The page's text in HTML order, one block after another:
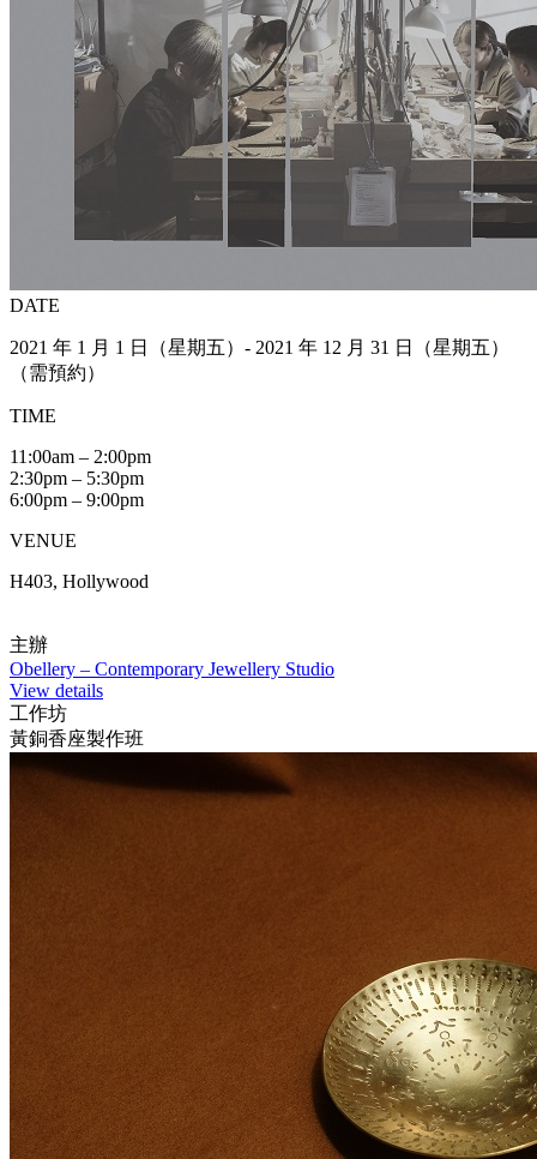
DATE
2021 年 1 月 1 日（星期五）- 2021 年 12 月 31 日（星期五）
（需預約）
TIME
11:00am – 2:00pm
2:30pm – 5:30pm
6:00pm – 9:00pm
VENUE
H403, Hollywood
主辦
Obellery – Contemporary Jewellery Studio
View details
工作坊
黃銅香座製作班